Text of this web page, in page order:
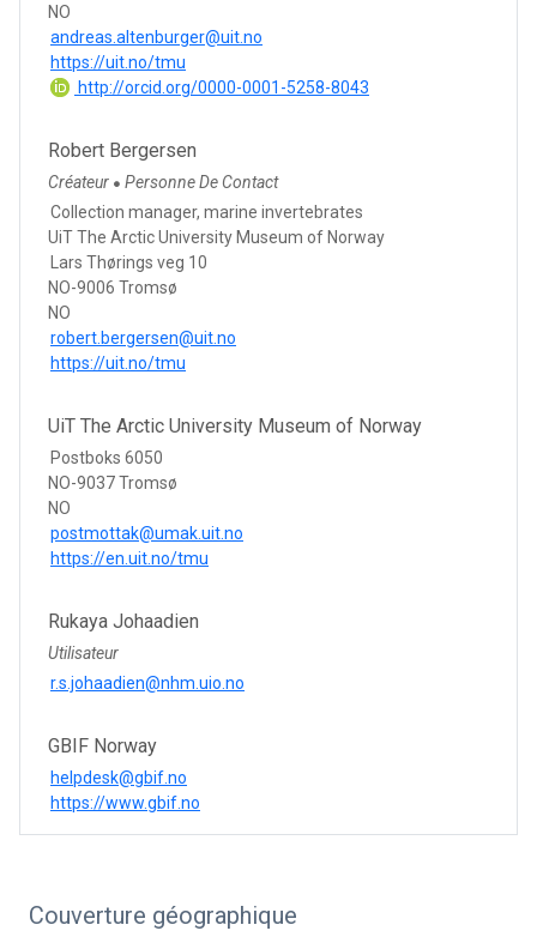
NO
andreas.altenburger@uit.no
https://uit.no/tmu
http://orcid.org/0000-0001-5258-8043
Robert Bergersen
Créateur ● Personne De Contact
Collection manager, marine invertebrates
UiT The Arctic University Museum of Norway
Lars Thørings veg 10
NO-9006 Tromsø
NO
robert.bergersen@uit.no
https://uit.no/tmu
UiT The Arctic University Museum of Norway
Postboks 6050
NO-9037 Tromsø
NO
postmottak@umak.uit.no
https://en.uit.no/tmu
Rukaya Johaadien
Utilisateur
r.s.johaadien@nhm.uio.no
GBIF Norway
helpdesk@gbif.no
https://www.gbif.no
Couverture géographique